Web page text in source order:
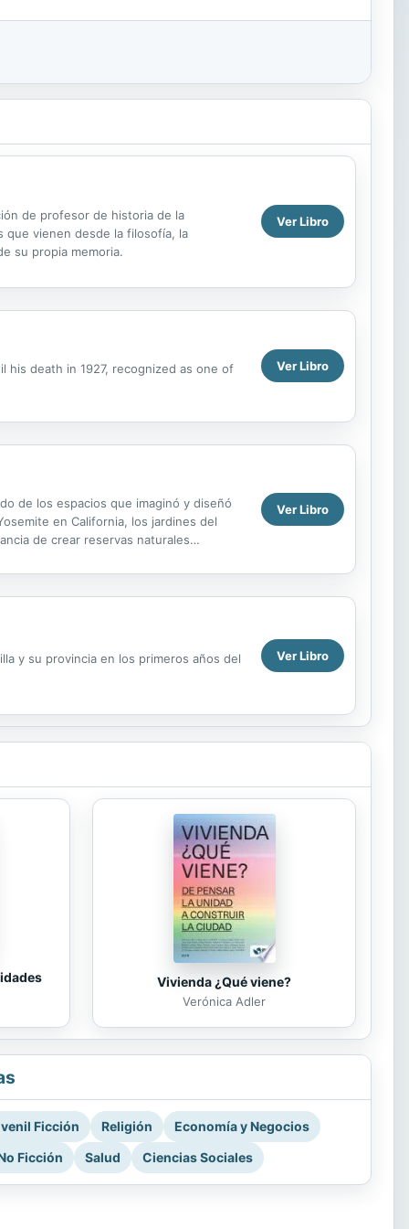
de profesor de historia de la
que vienen desde la filosofía, la
su propia memoria.
Ver Libro
death in 1927, recognized as one of Ver Libro
de los espacios que imaginó y diseñó
en California, los jardines del
de crear reservas naturales
Ver Libro
y su provincia en los primeros años del Ver Libro
Vivienda ¿Qué viene?
Verónica Adler
Ficción Religión
Economía y Negocios
Ficción
Salud Ciencias Sociales